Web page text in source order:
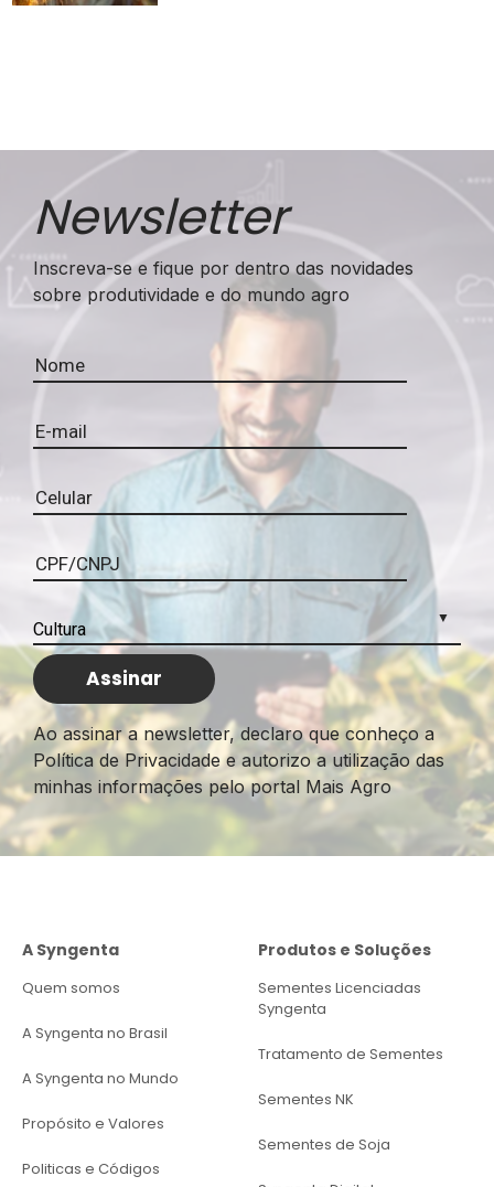
Newsletter
Inscreva-se e fique por dentro das novidades
sobre produtividade e do mundo agro
Ao assinar a newsletter, declaro que conheço a
Política de Privacidade e autorizo a utilização das
minhas informações pelo portal Mais Agro
A Syngenta
Quem somos
A Syngenta no Brasil
A Syngenta no Mundo
Propósito e Valores
Politicas e Códigos
Produtos e Soluções
Sementes Licenciadas
Syngenta
Tratamento de Sementes
Sementes NK
Sementes de Soja